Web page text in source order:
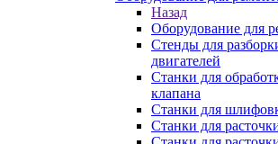
Назад
Оборудование для
Стенды для
двигателей
Станки для
клапана
Станки для
Станки для